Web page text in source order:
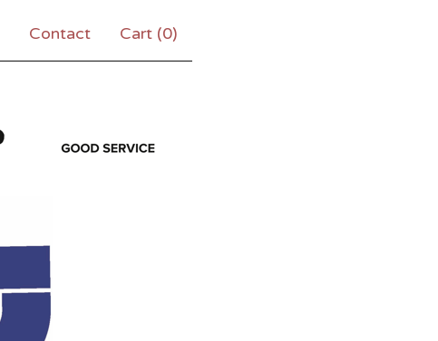
Contact Cart (0)